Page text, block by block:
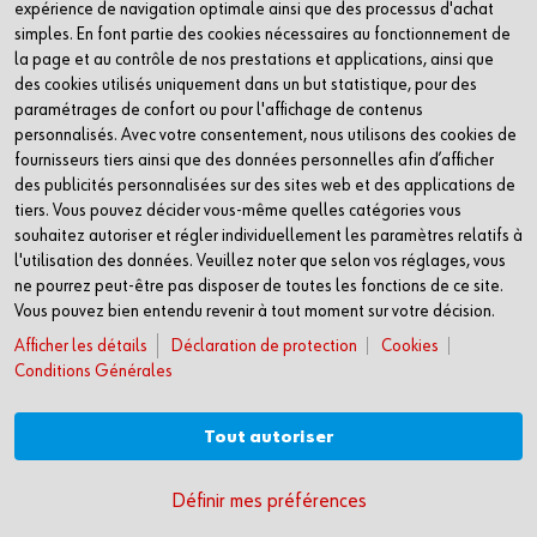
pour iOS
pour Android
Contact
Würth AG
Dornwydenweg 11
4144 Arlesheim
Suisse
+41 61 705 91 11
info@wuerth-ag.ch
expérience de navigation optimale ainsi que des processus d'achat
simples. En font partie des cookies nécessaires au fonctionnement de
la page et au contrôle de nos prestations et applications, ainsi que
des cookies utilisés uniquement dans un but statistique, pour des
paramétrages de confort ou pour l'affichage de contenus
personnalisés. Avec votre consentement, nous utilisons des cookies de
fournisseurs tiers ainsi que des données personnelles afin d’afficher
des publicités personnalisées sur des sites web et des applications de
tiers. Vous pouvez décider vous-même quelles catégories vous
souhaitez autoriser et régler individuellement les paramètres relatifs à
l'utilisation des données. Veuillez noter que selon vos réglages, vous
ne pourrez peut-être pas disposer de toutes les fonctions de ce site.
Vous pouvez bien entendu revenir à tout moment sur votre décision.
Afficher les détails
Déclaration de protection
Cookies
Conditions Générales
Tout autoriser
Définir mes préférences